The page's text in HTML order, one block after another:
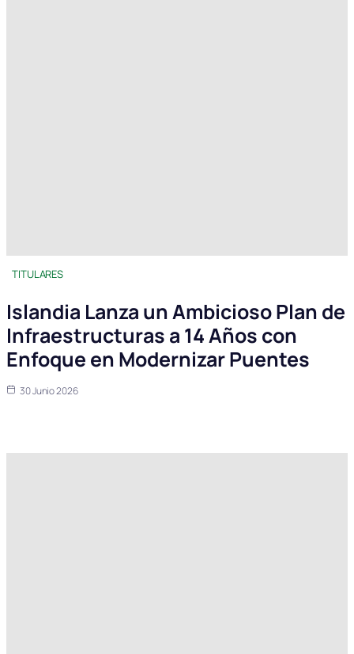
TITULARES
Islandia Lanza un Ambicioso Plan de
Infraestructuras a 14 Años con
Enfoque en Modernizar Puentes
30 Junio 2026